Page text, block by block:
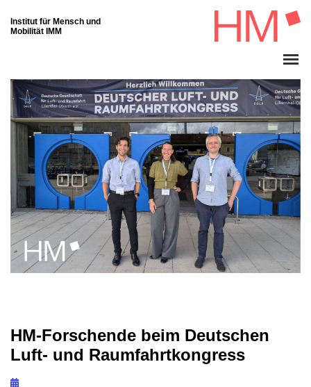
Institut für Mensch und
Mobilität IMM
HM-Forschende beim Deutschen
Luft- und Raumfahrtkongress